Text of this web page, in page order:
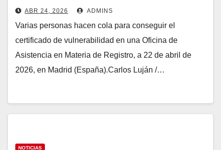
regularización pese a las denuncias
de colapso de los trabajadores
ABR 24, 2026 ADMINS
Varias personas hacen cola para conseguir el
certificado de vulnerabilidad en una Oficina de
Asistencia en Materia de Registro, a 22 de abril de
2026, en Madrid (España).Carlos Luján /…
NOTICIAS